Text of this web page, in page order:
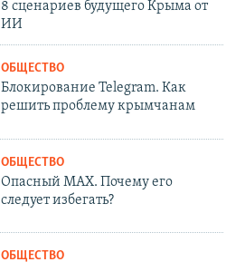
8 сценариев будущего Крыма от
ИИ
ОБЩЕСТВО
Блокирование Telegram. Как
решить проблему крымчанам
ОБЩЕСТВО
Опасный MAX. Почему его
следует избегать?
ОБЩЕСТВО